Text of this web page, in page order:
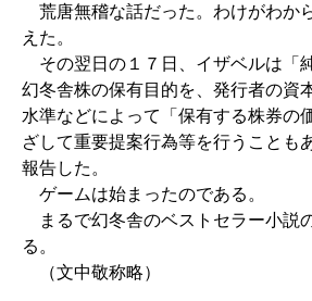
荒唐無稽な話だった。わけがわか
えた。
その翌日の１７日、イザベルは「
幻冬舎株の保有目的を、発行者の資
水準などによって「保有する株券の
ざして重要提案行為等を行うことも
報告した。
ゲームは始まったのである。
まるで幻冬舎のベストセラー小説
る。
（文中敬称略）